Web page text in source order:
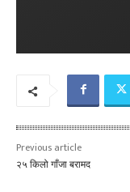
Previous article
२५ किलो गाँजा बरामद